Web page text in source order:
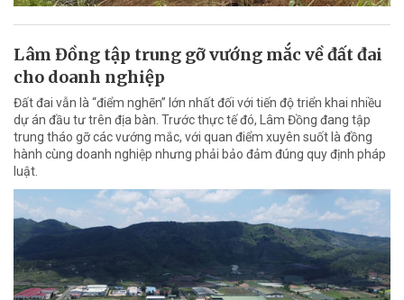
Lâm Đồng tập trung gỡ vướng mắc về đất đai
cho doanh nghiệp
Đất đai vẫn là “điểm nghẽn” lớn nhất đối với tiến độ triển khai nhiều
dự án đầu tư trên địa bàn. Trước thực tế đó, Lâm Đồng đang tập
trung tháo gỡ các vướng mắc, với quan điểm xuyên suốt là đồng
hành cùng doanh nghiệp nhưng phải bảo đảm đúng quy định pháp
luật.